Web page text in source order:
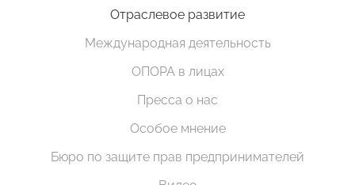
Отраслевое развитие
Международная деятельность
ОПОРА в лицах
Пресса о нас
Особое мнение
Бюро по защите прав предпринимателей